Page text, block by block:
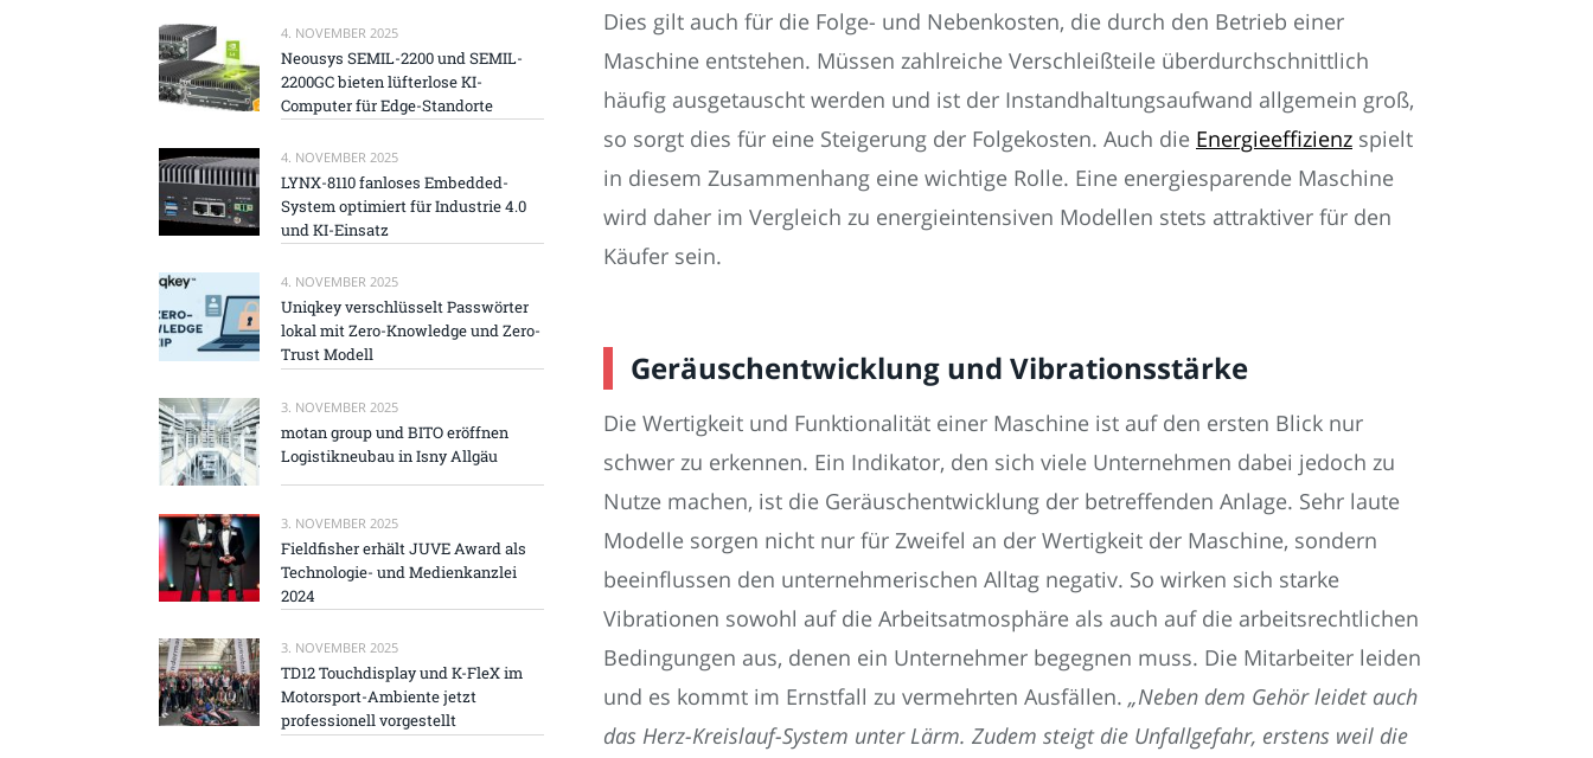
Dies gilt auch für die Folge- und Nebenkosten, die durch den Betrieb einer
Maschine entstehen. Müssen zahlreiche Verschleißteile überdurchschnittlich
häufig ausgetauscht werden und ist der Instandhaltungsaufwand allgemein groß,
so sorgt dies für eine Steigerung der Folgekosten. Auch die Energieeffizienz spielt
in diesem Zusammenhang eine wichtige Rolle. Eine energiesparende Maschine
wird daher im Vergleich zu energieintensiven Modellen stets attraktiver für den
Käufer sein.
Geräuschentwicklung und Vibrationsstärke
Die Wertigkeit und Funktionalität einer Maschine ist auf den ersten Blick nur
schwer zu erkennen. Ein Indikator, den sich viele Unternehmen dabei jedoch zu
Nutze machen, ist die Geräuschentwicklung der betreffenden Anlage. Sehr laute
Modelle sorgen nicht nur für Zweifel an der Wertigkeit der Maschine, sondern
beeinflussen den unternehmerischen Alltag negativ. So wirken sich starke
Vibrationen sowohl auf die Arbeitsatmosphäre als auch auf die arbeitsrechtlichen
Bedingungen aus, denen ein Unternehmer begegnen muss. Die Mitarbeiter leiden
und es kommt im Ernstfall zu vermehrten Ausfällen. „Neben dem Gehör leidet auch
das Herz-Kreislauf-System unter Lärm. Zudem steigt die Unfallgefahr, erstens weil die
4. NOVEMBER 2025
Neousys SEMIL-2200 und SEMIL-
2200GC bieten lüfterlose KI-
Computer für Edge-Standorte
4. NOVEMBER 2025
LYNX-8110 fanloses Embedded-
System optimiert für Industrie 4.0
und KI-Einsatz
4. NOVEMBER 2025
Uniqkey verschlüsselt Passwörter
lokal mit Zero-Knowledge und Zero-
Trust Modell
3. NOVEMBER 2025
motan group und BITO eröffnen
Logistikneubau in Isny Allgäu
3. NOVEMBER 2025
Fieldfisher erhält JUVE Award als
Technologie- und Medienkanzlei
2024
3. NOVEMBER 2025
TD12 Touchdisplay und K-FleX im
Motorsport-Ambiente jetzt
professionell vorgestellt